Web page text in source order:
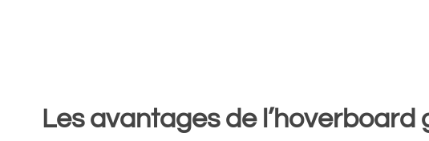
Les avantages de